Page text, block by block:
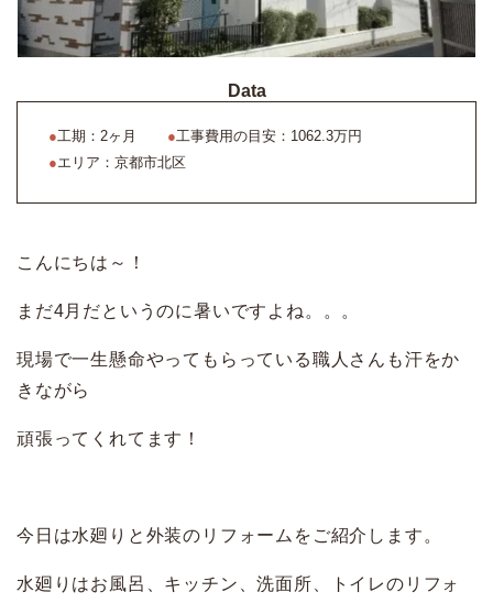
Data
●工期：2ヶ月 ●工事費用の目安：1062.3万円
●エリア：京都市北区
こんにちは～！
まだ4月だというのに暑いですよね。。。
現場で一生懸命やってもらっている職人さんも汗をか
きながら
頑張ってくれてます！
今日は水廻りと外装のリフォームをご紹介します。
水廻りはお風呂、キッチン、洗面所、トイレのリフォ